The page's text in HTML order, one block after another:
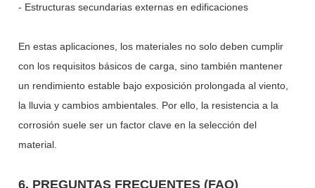
- Estructuras secundarias externas en edificaciones
En estas aplicaciones, los materiales no solo deben cumplir
con los requisitos básicos de carga, sino también mantener
un rendimiento estable bajo exposición prolongada al viento,
la lluvia y cambios ambientales. Por ello, la resistencia a la
corrosión suele ser un factor clave en la selección del
material.
6. PREGUNTAS FRECUENTES (FAQ)